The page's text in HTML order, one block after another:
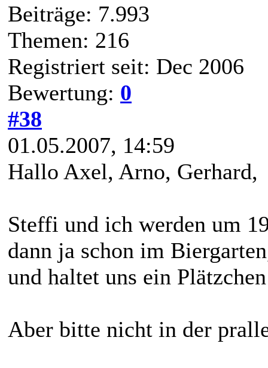
Beiträge: 7.993
Themen: 216
Registriert seit: Dec 2006
Bewertung: 0
#38
01.05.2007, 14:59
Hallo Axel, Arno, Gerhard,
Steffi und ich werden um
dann ja schon im
und haltet uns ein
Aber bitte nicht in der